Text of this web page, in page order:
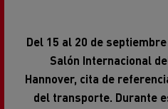
Salón Internacional
Hannover, cita de
del transporte. Durante
Renault Trucks